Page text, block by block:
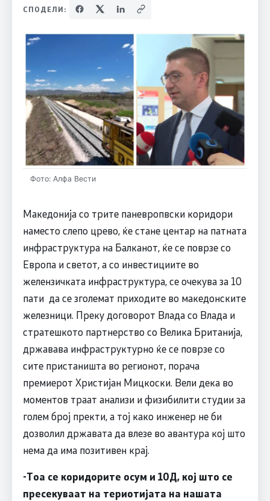
СПОДЕЛИ:
Фото: Алфа Вести
Македонија со трите паневропвски коридори
наместо слепо црево, ќе стане центар на патната
инфраструктура на Балканот, ќе се поврзе со
Европа и светот, а со инвестициите во
желензичката инфраструктура, се очекува за 10
пати да се зголемат приходите во македонските
железници. Преку договорот Влада со Влада и
стратешкото партнерство со Велика Британија,
државава инфраструктурно ќе се поврзе со
сите пристаништа во регионот, порача
премиерот Христијан Мицкоски. Вели дека во
моментов траат анализи и физибилити студии за
голем број пректи, а тој како инженер не би
дозволил државата да влезе во авантура кој што
нема да има позитивен крај.
-Тоа се коридорите осум и 10Д, кој што се
пресекуваат на териотијата на нашата